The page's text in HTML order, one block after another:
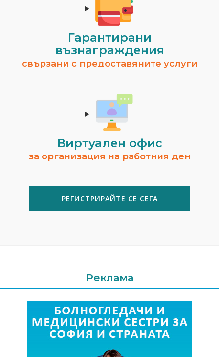
Гарантирани
възнаграждения
свързани с предоставяните услуги
Виртуален офис
за организация на работния ден
РЕГИСТРИРАЙТЕ СЕ СЕГА
Реклама